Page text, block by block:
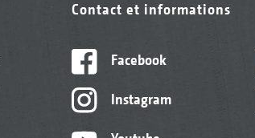
Contact et informations
Facebook
Instagram